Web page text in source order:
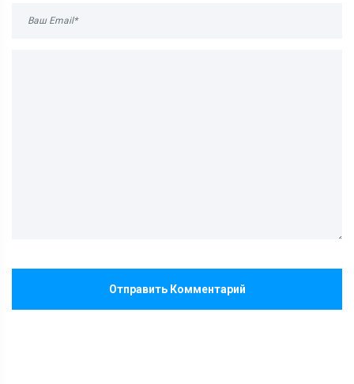
Отправить Комментарий